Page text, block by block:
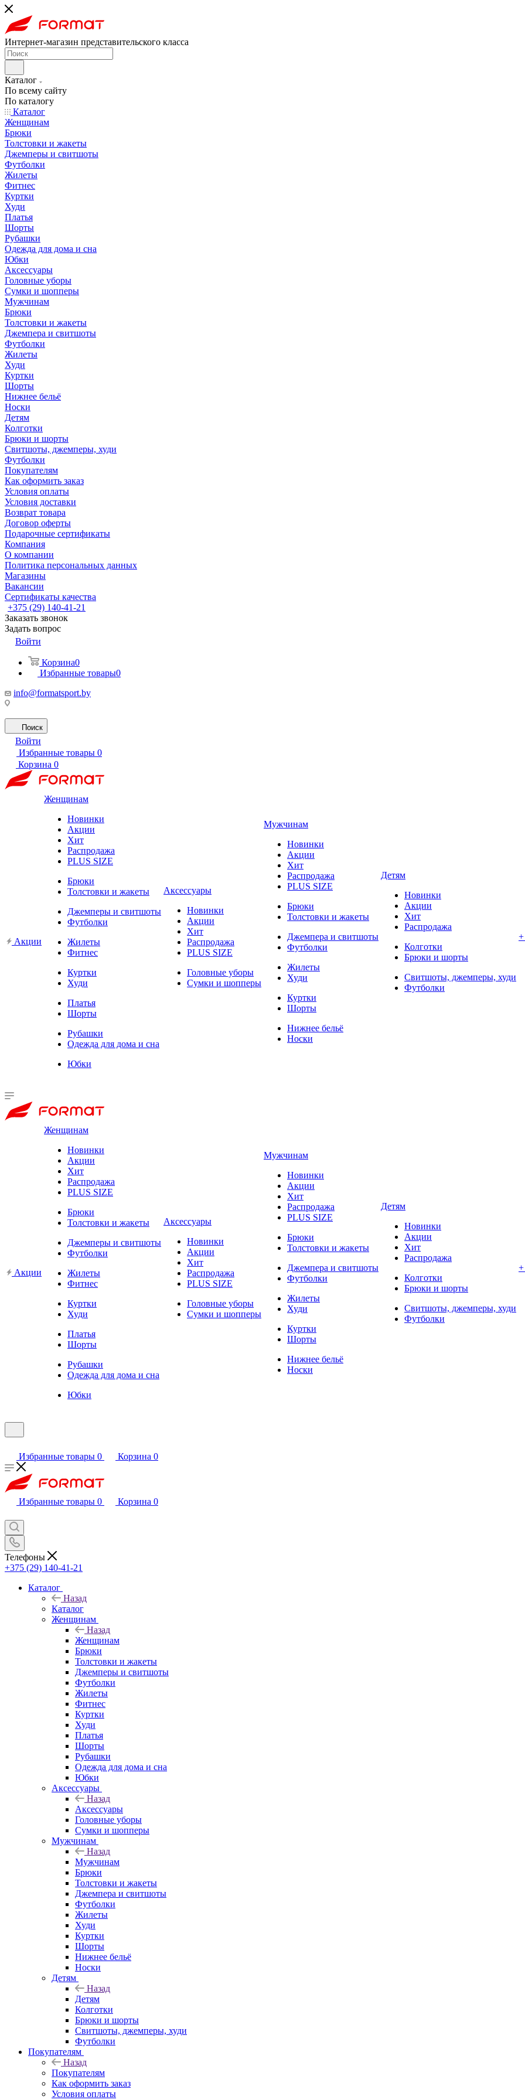
Интернет-магазин представительского класса
Каталог
По всему сайту
По каталогу
Каталог
Женщинам
Брюки
Толстовки и жакеты
Джемперы и свитшоты
Футболки
Жилеты
Фитнес
Куртки
Худи
Платья
Шорты
Рубашки
Одежда для дома и сна
Юбки
Аксессуары
Головные уборы
Сумки и шопперы
Мужчинам
Брюки
Толстовки и жакеты
Джемпера и свитшоты
Футболки
Жилеты
Худи
Куртки
Шорты
Нижнее бельё
Носки
Детям
Колготки
Брюки и шорты
Свитшоты, джемперы, худи
Футболки
Покупателям
Как оформить заказ
Условия оплаты
Условия доставки
Возврат товара
Договор оферты
Подарочные сертификаты
Компания
О компании
Политика персональных данных
Магазины
Вакансии
Сертификаты качества
+375 (29) 140-41-21
Заказать звонок
Задать вопрос
Войти
Корзина0
Избранные товары0
info@formatsport.by
Поиск
Войти
Избранные товары 0
Корзина 0
Акции
Женщинам
Новинки
Акции
Хит
Распродажа
PLUS SIZE
Брюки
Толстовки и жакеты
Джемперы и свитшоты
Футболки
Жилеты
Фитнес
Куртки
Худи
Платья
Шорты
Рубашки
Одежда для дома и сна
Юбки
Аксессуары
Новинки
Акции
Хит
Распродажа
PLUS SIZE
Головные уборы
Сумки и шопперы
Мужчинам
Новинки
Акции
Хит
Распродажа
PLUS SIZE
Брюки
Толстовки и жакеты
Джемпера и свитшоты
Футболки
Жилеты
Худи
Куртки
Шорты
Нижнее бельё
Носки
Детям
Новинки
Акции
Хит
Распродажа
Колготки
Брюки и шорты
Свитшоты, джемперы, худи
Футболки
Акции
Женщинам
Новинки
Акции
Хит
Распродажа
PLUS SIZE
Брюки
Толстовки и жакеты
Джемперы и свитшоты
Футболки
Жилеты
Фитнес
Куртки
Худи
Платья
Шорты
Рубашки
Одежда для дома и сна
Юбки
Аксессуары
Новинки
Акции
Хит
Распродажа
PLUS SIZE
Головные уборы
Сумки и шопперы
Мужчинам
Новинки
Акции
Хит
Распродажа
PLUS SIZE
Брюки
Толстовки и жакеты
Джемпера и свитшоты
Футболки
Жилеты
Худи
Куртки
Шорты
Нижнее бельё
Носки
Детям
Новинки
Акции
Хит
Распродажа
Колготки
Брюки и шорты
Свитшоты, джемперы, худи
Футболки
Избранные товары 0 Корзина 0
Избранные товары 0 Корзина 0
Телефоны
+375 (29) 140-41-21
Каталог
Назад
Каталог
Женщинам
Назад
Женщинам
Брюки
Толстовки и жакеты
Джемперы и свитшоты
Футболки
Жилеты
Фитнес
Куртки
Худи
Платья
Шорты
Рубашки
Одежда для дома и сна
Юбки
Аксессуары
Назад
Аксессуары
Головные уборы
Сумки и шопперы
Мужчинам
Назад
Мужчинам
Брюки
Толстовки и жакеты
Джемпера и свитшоты
Футболки
Жилеты
Худи
Куртки
Шорты
Нижнее бельё
Носки
Детям
Назад
Детям
Колготки
Брюки и шорты
Свитшоты, джемперы, худи
Футболки
Покупателям
Назад
Покупателям
Как оформить заказ
Условия оплаты